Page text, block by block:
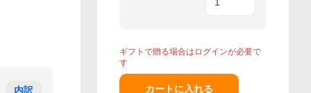
内訳
ギフトで贈る場合はログインが必要で
す
カートに入れる